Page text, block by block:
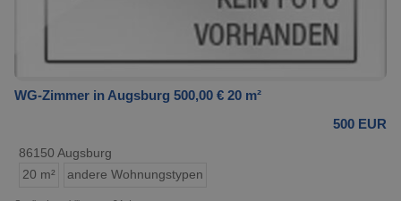
WG-Zimmer in Augsburg 500,00 € 20 m²
500 EUR
86150 Augsburg
20 m²
andere Wohnungstypen